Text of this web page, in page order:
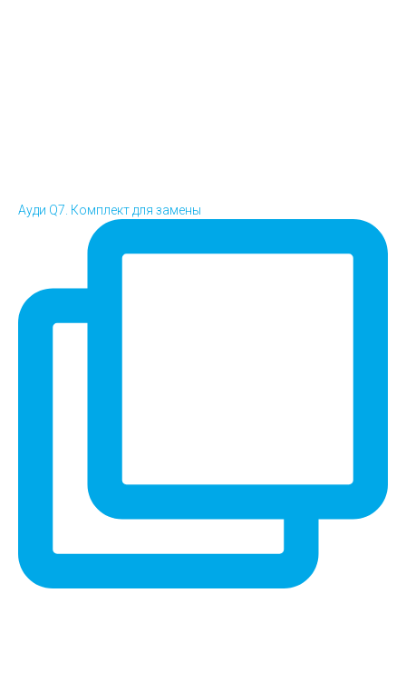
Ауди Q7. Комплект для замены